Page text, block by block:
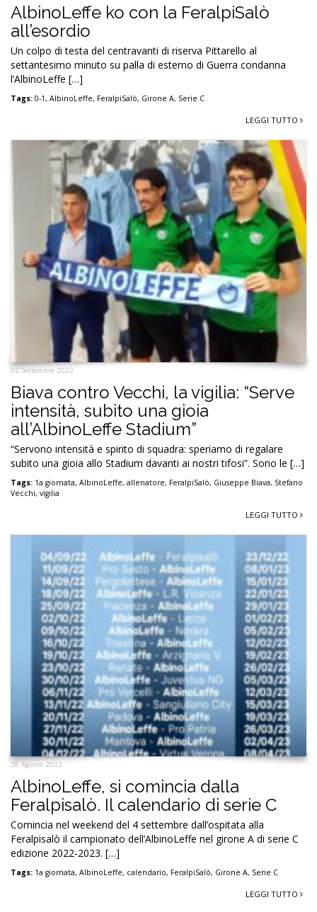
AlbinoLeffe ko con la FeralpiSalò
all’esordio
Un colpo di testa del centravanti di riserva Pittarello al
settantesimo minuto su palla di esterno di Guerra condanna
l’AlbinoLeffe […]
Tags: 0-1, AlbinoLeffe, FeralpiSalò, Girone A, Serie C
LEGGI TUTTO
02 Settembre 2022
Biava contro Vecchi, la vigilia: “Serve
intensità, subito una gioia
all’AlbinoLeffe Stadium”
“Servono intensità e spirito di squadra: speriamo di regalare
subito una gioia allo Stadium davanti ai nostri tifosi”. Sono le […]
Tags: 1a giornata, AlbinoLeffe, allenatore, FeralpiSalò, Giuseppe Biava, Stefano
Vecchi, vigilia
LEGGI TUTTO
26 Agosto 2022
AlbinoLeffe, si comincia dalla
Feralpisalò. Il calendario di serie C
Comincia nel weekend del 4 settembre dall’ospitata alla
Feralpisalò il campionato dell’AlbinoLeffe nel girone A di serie C
edizione 2022-2023. […]
Tags: 1a giornata, AlbinoLeffe, calendario, FeralpiSalò, Girone A, Serie C
LEGGI TUTTO